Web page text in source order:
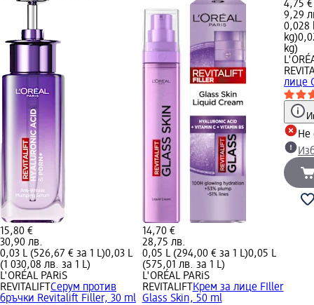
15,80 €
30,90 лв.
0,03 L (526,67 € за 1 L)0,03 L
(1 030,08 лв. за 1 L)
L'ORÉAL PARiS
REVITALIFT Серум против
бръчки Revitalift Filler, 30 ml
14,70 €
28,75 лв.
0,05 L (294,00 € за 1 L)0,05 L
(575,01 лв. за 1 L)
L'ORÉAL PARiS
REVITALIFT
Крем за лице FIller
Glass Skin, 50 ml
4,75 €
9,29
0,028
kg)
kg)
лице
Не